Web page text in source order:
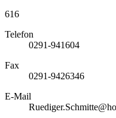
616
Telefon
0291-941604
Fax
0291-9426346
E-Mail